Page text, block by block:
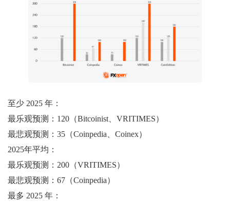
至少 2025 年：
最乐观预测：120（Bitcoinist、VRITIMES）
最悲观预测：35（Coinpedia、Coinex）
2025年平均：
最乐观预测：200（VRITIMES）
最悲观预测：67（Coinpedia）
最多 2025 年：